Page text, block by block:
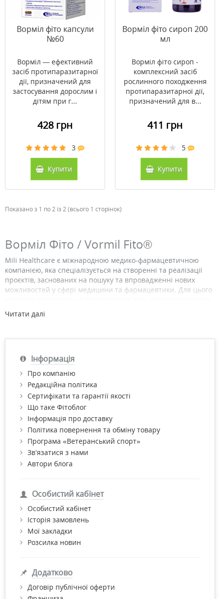
Ворміл фіто капсули
№60
Ворміл — ефективний
засіб протипаразитарної
дії, призначений для
застосування дорослим і
дітям при г...
428 грн
3
Купити
Ворміл фіто сироп 200
мл
Ворміл фіто сироп -
комплексний засіб
рослинного походження
протипаразитарної дії,
призначений для в...
411 грн
5
Купити
Показано з 1 по 2 із 2 (всього 1 сторінок)
Ворміл Фіто / Vormil Fito®
Mili Healthcare є міжнародною медико-фармацевтичною
компанією, яка спеціалізується на створенні та реалізації
проєктів, заснованих на пошуку та впровадженні нових
можливостей у сфері медицини та фармацевтики. Для цього
досягнень світової науки та створює унікальні продукти
високої якості. Вибір своїх розробок компанія ґрунтує на
нормалізації роботи шлунково-кишкового тракту у пацієнтів
при гельмінтозах та їх наслідках після дегельмінтизації.
Ворміл Фіто: дія препаратів
Препарати Ворміл Фіто позитивно впливають на ШКТ та
ефективні як профілактика появи глистів.
Ворміл Фіто:
нормалізує роботу шлунково-кишкового тракту;
покращує апетит;
сприяє відновленню слизової оболонки кишківника;
працює як профілактика повторного ентеробіозу та
аскаридозу.
Ворміл Фіто складається виключно з натуральних рослинних
компонентів. Такий комплекс сприяє підтримці ШКТ та
покращенню загального самопочуття й не шкодить
Читати далі
Інформація
Про компанію
Редакційна політика
Сертифікати та гарантії якості
Що таке Фітоблог
Інформація про доставку
Політика повернення та обміну товару
Програма «Ветеранський спорт»
Зв’язатися з нами
Автори блога
Особистий кабінет
Особистий кабінет
Історія замовлень
Мої закладки
Розсилка новин
Додатково
Договір публічної оферти